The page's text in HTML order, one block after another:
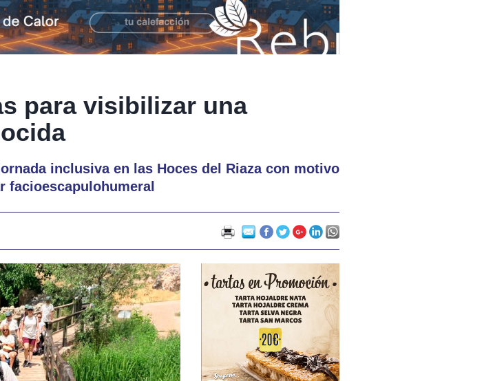
para visibilizar una
inclusiva en las Hoces del Riaza con motivo
facioescapulohumeral